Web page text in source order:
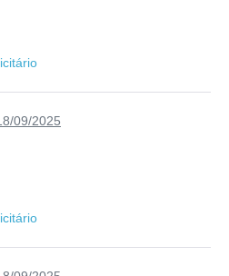
09/2025